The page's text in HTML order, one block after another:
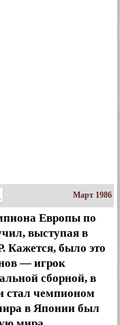
Март 1986
Европы по
выступая в
Кажется, было это
— игрок
сборной, в
стал чемпионом
в Японии был